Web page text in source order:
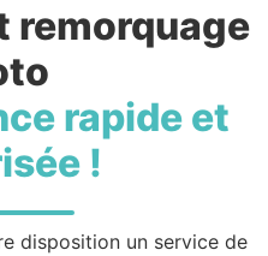
remorquage
rapide et
!
disposition un service de